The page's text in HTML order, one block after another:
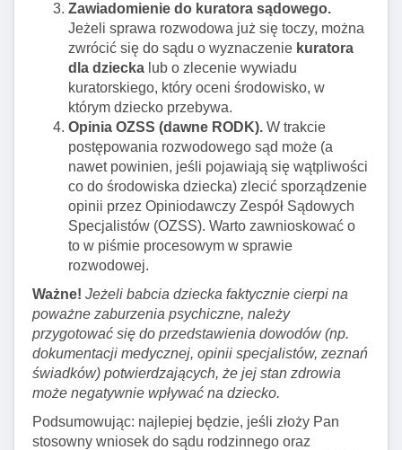
Zawiadomienie do kuratora sądowego.
Jeżeli sprawa rozwodowa już się toczy, można
zwrócić się do sądu o wyznaczenie kuratora
dla dziecka lub o zlecenie wywiadu
kuratorskiego, który oceni środowisko, w
którym dziecko przebywa.
Opinia OZSS (dawne RODK). W trakcie
postępowania rozwodowego sąd może (a
nawet powinien, jeśli pojawiają się wątpliwości
co do środowiska dziecka) zlecić sporządzenie
opinii przez Opiniodawczy Zespół Sądowych
Specjalistów (OZSS). Warto zawnioskować o
to w piśmie procesowym w sprawie
rozwodowej.
Ważne! Jeżeli babcia dziecka faktycznie cierpi na
poważne zaburzenia psychiczne, należy
przygotować się do przedstawienia dowodów (np.
dokumentacji medycznej, opinii specjalistów, zeznań
świadków) potwierdzających, że jej stan zdrowia
może negatywnie wpływać na dziecko.
Podsumowując: najlepiej będzie, jeśli złoży Pan
stosowny wniosek do sądu rodzinnego oraz